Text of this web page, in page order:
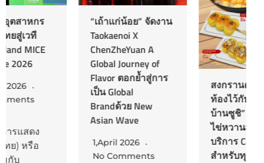
“เถ้าแก่น้อย” จัดงาน
Taokaenoi X
ChenZheYuan A
Global Journey of
Flavor ตอกย้ำสู่การ
เป็น Global
Brandด้วย New
1,April 2026
สงกรานต์นี้!! ฝาก
ท้องไว้กับ “ไข่หวาน
บ้านซูชิ” จัดเต็มเมนู
ไข่หวานสุดฮิตพร้อม
บริการ Catering
สำหรับทุกปาร์ตี้